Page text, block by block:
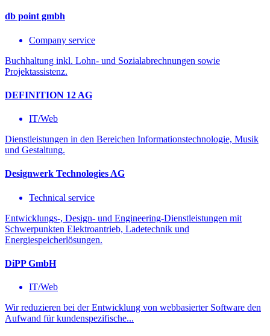
db point gmbh
Company service
Buchhaltung inkl. Lohn- und Sozialabrechnungen sowie
Projektassistenz.
DEFINITION 12 AG
IT/Web
Dienstleistungen in den Bereichen Informationstechnologie, Musik
und Gestaltung.
Designwerk Technologies AG
Technical service
Entwicklungs-, Design- und Engineering-Dienstleistungen mit
Schwerpunkten Elektroantrieb, Ladetechnik und
Energiespeicherlösungen.
DiPP GmbH
IT/Web
Wir reduzieren bei der Entwicklung von webbasierter Software den
Aufwand für kundenspezifische...